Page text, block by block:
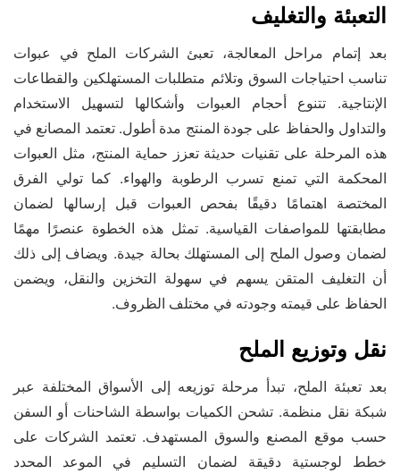
التعبئة والتغليف
بعد إتمام مراحل المعالجة، تعبئ الشركات الملح في عبوات
تناسب احتياجات السوق وتلائم متطلبات المستهلكين والقطاعات
الإنتاجية. تتنوع أحجام العبوات وأشكالها لتسهيل الاستخدام
والتداول والحفاظ على جودة المنتج مدة أطول. تعتمد المصانع في
هذه المرحلة على تقنيات حديثة تعزز حماية المنتج، مثل العبوات
المحكمة التي تمنع تسرب الرطوبة والهواء. كما تولي الفرق
المختصة اهتمامًا دقيقًا بفحص العبوات قبل إرسالها لضمان
مطابقتها للمواصفات القياسية. تمثل هذه الخطوة عنصرًا مهمًا
لضمان وصول الملح إلى المستهلك بحالة جيدة. ويضاف إلى ذلك
أن التغليف المتقن يسهم في سهولة التخزين والنقل، ويضمن
الحفاظ على قيمته وجودته في مختلف الظروف.
نقل وتوزيع الملح
بعد تعبئة الملح، تبدأ مرحلة توزيعه إلى الأسواق المختلفة عبر
شبكة نقل منظمة. تشحن الكميات بواسطة الشاحنات أو السفن
حسب موقع المصنع والسوق المستهدف. تعتمد الشركات على
خطط لوجستية دقيقة لضمان التسليم في الموعد المحدد